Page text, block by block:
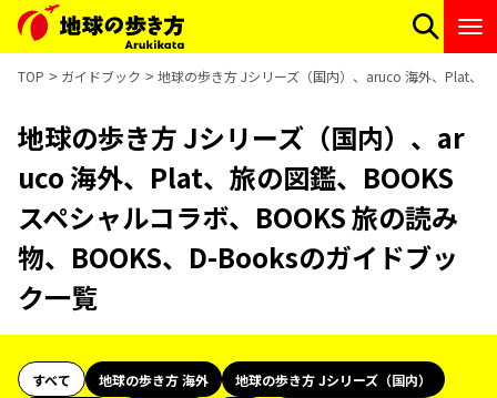
TOP ガイドブック 地球の歩き方 Jシリーズ（国内）、aruco 海外、Plat、
地球の歩き方 Jシリーズ（国内）、ar
uco 海外、Plat、旅の図鑑、BOOKS
スペシャルコラボ、BOOKS 旅の読み
物、BOOKS、D-Booksのガイドブッ
ク一覧
すべて 地球の歩き方 海外
地球の歩き方 Jシリーズ（国内）